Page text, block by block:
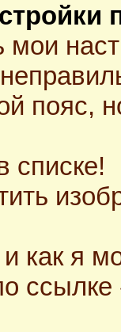
мои
пояс,
списке!
как я
ссылке